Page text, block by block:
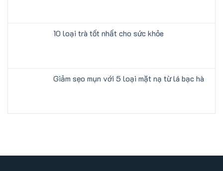
10 loại trà tốt nhất cho sức khỏe
Giảm sẹo mụn với 5 loại mặt nạ từ lá bạc hà